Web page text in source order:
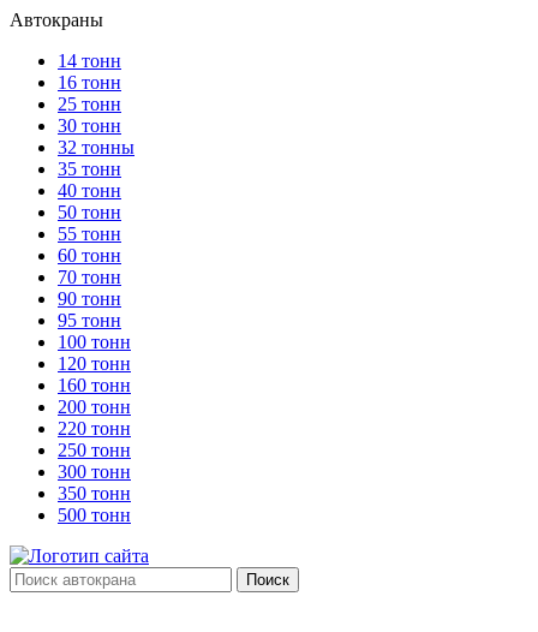
Автокраны
14 тонн
16 тонн
25 тонн
30 тонн
32 тонны
35 тонн
40 тонн
50 тонн
55 тонн
60 тонн
70 тонн
90 тонн
95 тонн
100 тонн
120 тонн
160 тонн
200 тонн
220 тонн
250 тонн
300 тонн
350 тонн
500 тонн
Поиск